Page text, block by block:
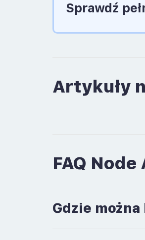
Sprawdź
Artykuły
FAQ Node
Gdzie